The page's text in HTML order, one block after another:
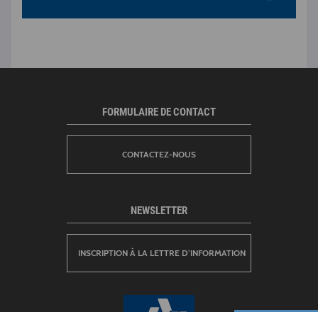
FORMULAIRE DE CONTACT
CONTACTEZ-NOUS
NEWSLETTER
INSCRIPTION À LA LETTRE D’INFORMATION